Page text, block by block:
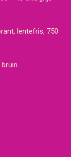
lentefris, 750